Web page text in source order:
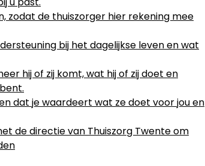
zodat de thuiszorger hier rekening mee
bij het dagelijkse leven en wat
hij of zij komt, wat hij of zij doet en
dat je waardeert wat ze doet voor jou en
de directie van Thuiszorg Twente om